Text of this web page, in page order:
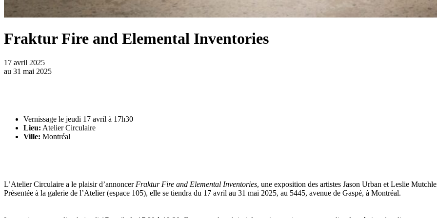
Fraktur Fire and Elemental Inventories
17 avril 2025
au 31 mai 2025
Vernissage le jeudi 17 avril à 17h30
Lieu: Atelier Circulaire
Ville: Montréal
L’Atelier Circulaire a le plaisir d’annoncer Fraktur Fire and Elemental Inventories, une exposition des artistes Jason Urban et Leslie
Présentée à la galerie de l’Atelier (espace 105), elle se tiendra du 17 avril au 31 mai 2025, au 5445, avenue de Gaspé, à Montréal.